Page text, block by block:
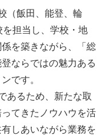
（飯田、能登、輪
担当し、学校・地
を築きながら、「総
ならではの魅力ある
です。
あるため、新たな取
てきたノウハウを活
しあいながら業務を